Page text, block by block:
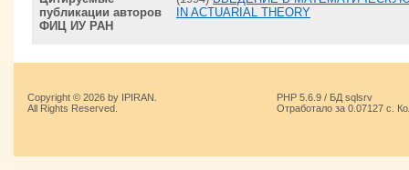
публикации авторов
ФИЦ ИУ РАН
IN ACTUARIAL THEORY
Copyright © 2026 by IPIRAN.
All Rights Reserved.
PHP 5.6.9 / БД sqlsrv
Отработало за 0.07127 с.